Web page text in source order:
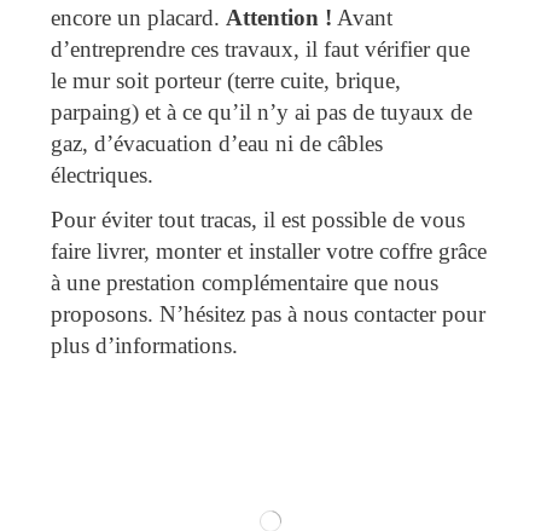
encore un placard. Attention ! Avant
d’entreprendre ces travaux, il faut vérifier que
le mur soit porteur (terre cuite, brique,
parpaing) et à ce qu’il n’y ai pas de tuyaux de
gaz, d’évacuation d’eau ni de câbles
électriques.
Pour éviter tout tracas, il est possible de vous
faire livrer, monter et installer votre coffre grâce
à une prestation complémentaire que nous
proposons. N’hésitez pas à nous contacter pour
plus d’informations.